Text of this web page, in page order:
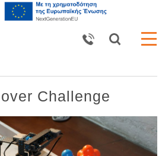
Challenge